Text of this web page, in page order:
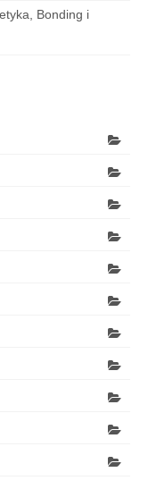
Bonding i